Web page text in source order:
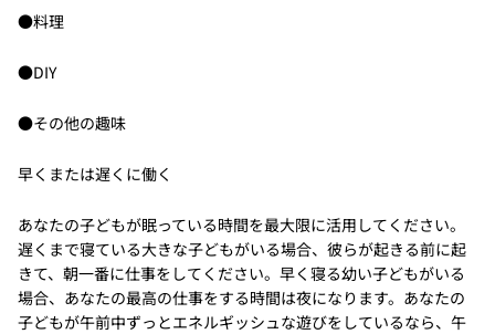
●料理
●DIY
●その他の趣味
早くまたは遅くに働く
あなたの子どもが眠っている時間を最大限に活用してください。
遅くまで寝ている大きな子どもがいる場合、彼らが起きる前に起
きて、朝一番に仕事をしてください。早く寝る幼い子どもがいる
場合、あなたの最高の仕事をする時間は夜になります。あなたの
子どもが午前中ずっとエネルギッシュな遊びをしているなら、午